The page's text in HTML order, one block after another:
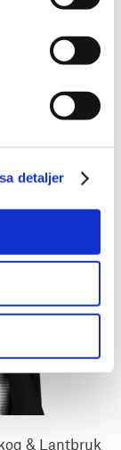
detaljer
& Lantbruk